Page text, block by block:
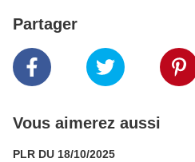
Partager
Vous aimerez aussi
PLR DU 18/10/2025